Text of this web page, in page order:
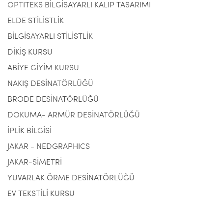
OPTITEKS BİLGİSAYARLI KALIP TASARIMI
ELDE STİLİSTLİK
BİLGİSAYARLI STİLİSTLİK
DİKİŞ KURSU
ABİYE GİYİM KURSU
NAKIŞ DESİNATÖRLÜĞÜ
BRODE DESİNATÖRLÜĞÜ
DOKUMA- ARMÜR DESİNATÖRLÜĞÜ
İPLİK BİLGİSİ
JAKAR - NEDGRAPHICS
JAKAR-SİMETRİ
YUVARLAK ÖRME DESİNATÖRLÜĞÜ
EV TEKSTİLİ KURSU